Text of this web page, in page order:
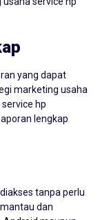
marketing usaha
hp
lengkap
dan
maupun